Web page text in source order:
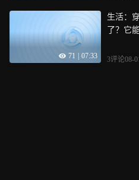
71 07:33
生活：
了？它
3评论08-